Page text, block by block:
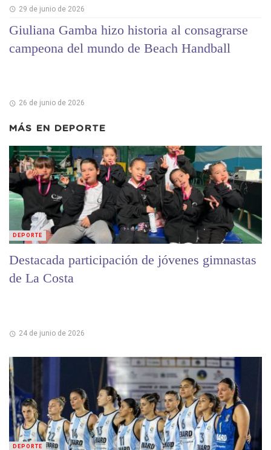
29 de junio de 2026
Giuliana Gamba hizo historia al consagrarse
campeona del mundo de Beach Handball
26 de junio de 2026
MÁS EN DEPORTE
Destacada participación de jóvenes gimnastas
de La Costa
24 de junio de 2026
DEPORTE
DEPORTE